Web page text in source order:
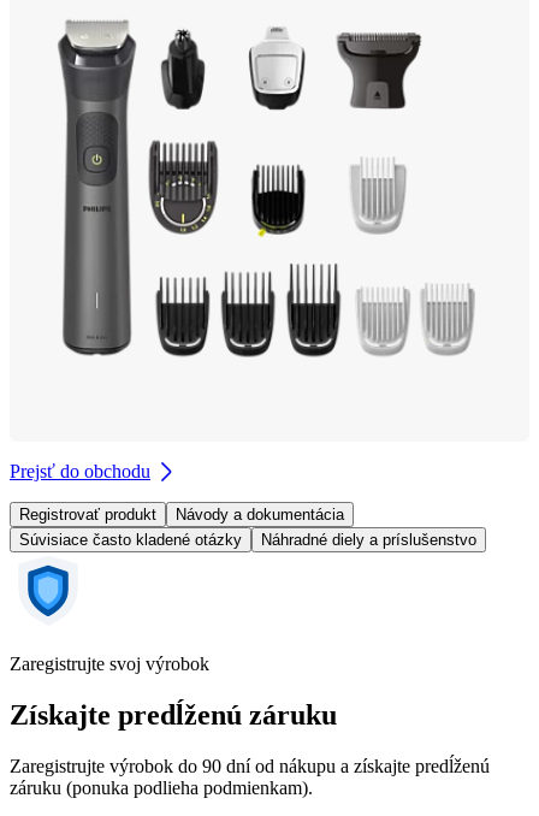
Prejsť do obchodu
Registrovať produkt
Návody a dokumentácia
Súvisiace často kladené otázky
Náhradné diely a príslušenstvo
Zaregistrujte svoj výrobok
Získajte predĺženú záruku
Zaregistrujte výrobok do 90 dní od nákupu a získajte predĺženú
záruku (ponuka podlieha podmienkam).